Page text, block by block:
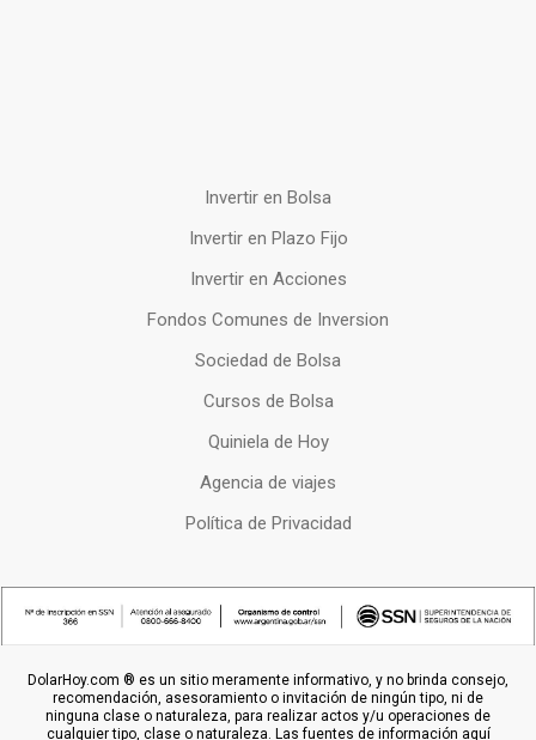
Invertir en Bolsa
Invertir en Plazo Fijo
Invertir en Acciones
Fondos Comunes de Inversion
Sociedad de Bolsa
Cursos de Bolsa
Quiniela de Hoy
Agencia de viajes
Política de Privacidad
DolarHoy.com ® es un sitio meramente informativo, y no brinda consejo,
recomendación, asesoramiento o invitación de ningún tipo, ni de
ninguna clase o naturaleza, para realizar actos y/u operaciones de
cualquier tipo, clase o naturaleza. Las fuentes de información aquí